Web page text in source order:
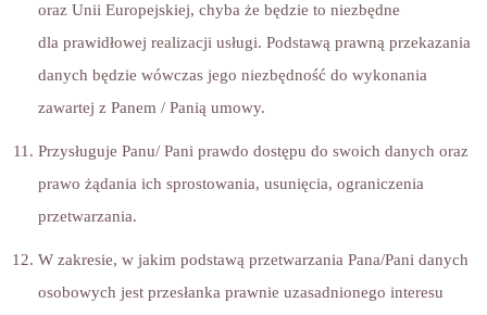
oraz Unii Europejskiej, chyba że będzie to niezbędne
dla prawidłowej realizacji usługi. Podstawą prawną przekazania
danych będzie wówczas jego niezbędność do wykonania
zawartej z Panem / Panią umowy.
Przysługuje Panu/ Pani prawdo dostępu do swoich danych oraz
prawo żądania ich sprostowania, usunięcia, ograniczenia
przetwarzania.
W zakresie, w jakim podstawą przetwarzania Pana/Pani danych
osobowych jest przesłanka prawnie uzasadnionego interesu